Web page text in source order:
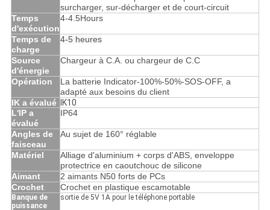
surcharger, sur-décharger et de court-circuit
Temps
d'exécution
4-4.5Hours
Temps de
charge
4-5 heures
Source
d'énergie
Chargeur à C.A. ou chargeur de C.C
Opération
La batterie Indicator-100%-50%-SOS-OFF, a
adapté aux besoins du client
IK a évalué
IK10
L'IP a
évalué
IP64
Angles de
faisceau
Au sujet de 160° réglable
Matériel
Alliage d'aluminium + corps d'ABS, enveloppe
protectrice en caoutchouc de silicone
Aimant
2 aimants N50 forts de PCs
Crochet
Crochet en plastique escamotable
Banque de
puissance
sortie de 5V 1A pour le téléphone portable